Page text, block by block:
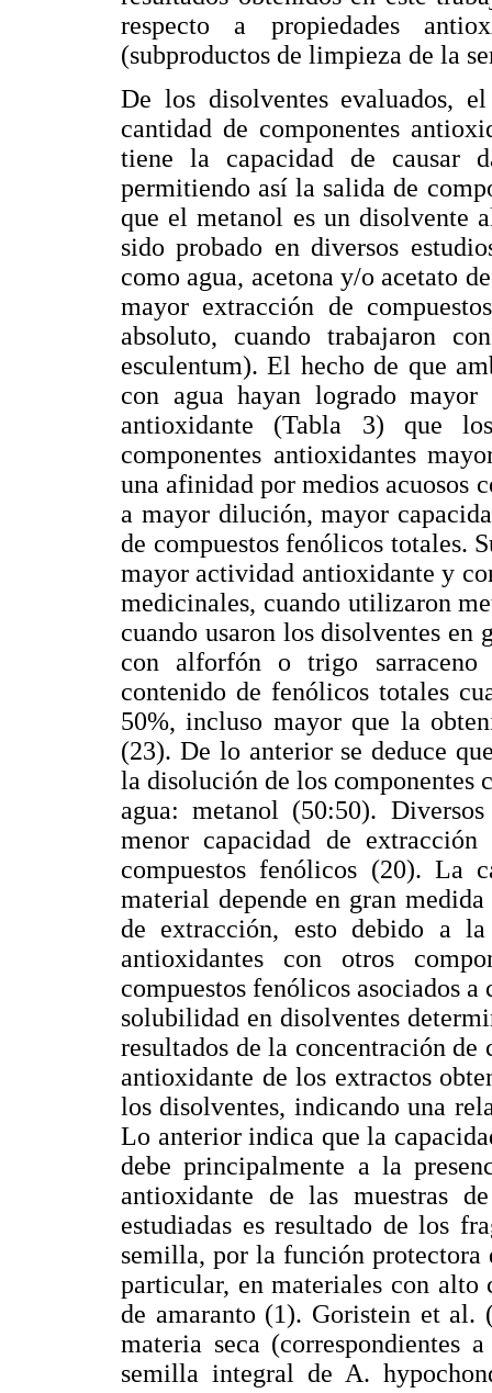
respecto a propiedades
(subproductos de limpieza de la
De los disolventes evaluados,
cantidad de componentes
tiene la capacidad de causar
permitiendo así la salida de
que el metanol es un disolvente
sido probado en diversos
como agua, acetona y/o acetato
mayor extracción de
absoluto, cuando trabajaron
esculentum). El hecho de que
con agua hayan logrado mayor
antioxidante (Tabla 3) que
componentes antioxidantes
una afinidad por medios acuosos
a mayor dilución, mayor
de compuestos fenólicos totales.
mayor actividad antioxidante y
medicinales, cuando utilizaron
cuando usaron los disolventes
con alforfón o trigo sarraceno
contenido de fenólicos totales
50%, incluso mayor que la
(23). De lo anterior se deduce
la disolución de los componentes
agua: metanol (50:50).
menor capacidad de extracción
compuestos fenólicos (20). La
material depende en gran
de extracción, esto debido a
antioxidantes con otros
compuestos fenólicos asociados
solubilidad en disolventes
resultados de la concentración
antioxidante de los extractos
los disolventes, indicando una
Lo anterior indica que la
debe principalmente a la
antioxidante de las muestras
estudiadas es resultado de los
semilla, por la función protectora
particular, en materiales con
de amaranto (1). Goristein et
materia seca (correspondientes
semilla integral de A.